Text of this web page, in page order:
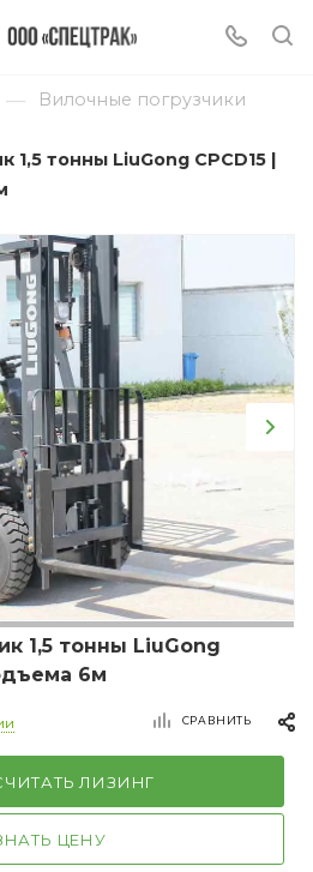
— Вилочные погрузчики
1,5 тонны LiuGong CPCD15 |
1,5 тонны LiuGong
6м
СРАВНИТЬ
ЛИЗИНГ
ЦЕНУ